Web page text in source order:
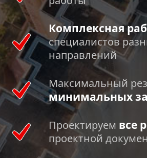
Комплексная
специалистов
направлений
Максимальный
минимальных
Проектируем все
проектной